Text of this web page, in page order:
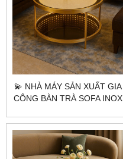
💫 NHÀ MÁY SẢN XUẤT GIA
CÔNG BÀN TRÀ SOFA INOX
NỘI TPHCM |
CITYBUILDING